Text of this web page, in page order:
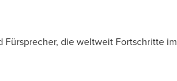
Fürsprecher, die weltweit Fortschritte im